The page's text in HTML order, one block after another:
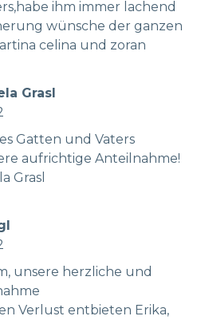
ihm immer lachend
wünsche der ganzen
celina und zoran
Grasl
Gatten und Vaters
aufrichtige Anteilnahme!
Grasl
unsere herzliche und
Verlust entbieten Erika,